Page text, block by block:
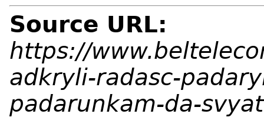
Source URL:
https://
adkryli-radasc-
padarunkam-da-